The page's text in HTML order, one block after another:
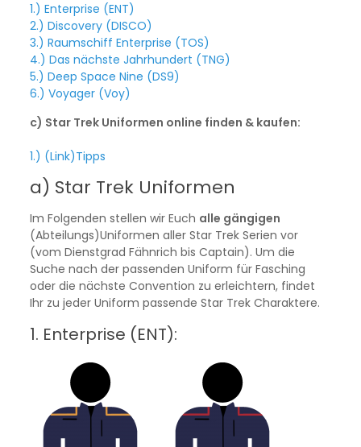
1.) Enterprise (ENT)
2.) Discovery (DISCO)
3.) Raumschiff Enterprise (TOS)
4.) Das nächste Jahrhundert (TNG)
5.) Deep Space Nine (DS9)
6.) Voyager (Voy)
c) Star Trek Uniformen online finden & kaufen:
1.) (Link)Tipps
a) Star Trek Uniformen
Im Folgenden stellen wir Euch alle gängigen
(Abteilungs)Uniformen aller Star Trek Serien vor
(vom Dienstgrad Fähnrich bis Captain). Um die
Suche nach der passenden Uniform für Fasching
oder die nächste Convention zu erleichtern, findet
Ihr zu jeder Uniform passende Star Trek Charaktere.
1. Enterprise (ENT):